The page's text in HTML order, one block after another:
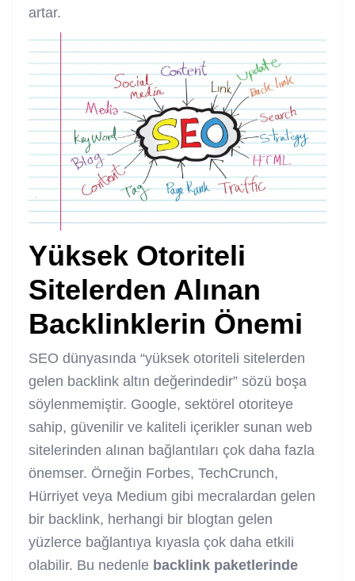
artar.
Yüksek Otoriteli
Sitelerden Alınan
Backlinklerin Önemi
SEO dünyasında “yüksek otoriteli sitelerden
gelen backlink altın değerindedir” sözü boşa
söylenmemiştir. Google, sektörel otoriteye
sahip, güvenilir ve kaliteli içerikler sunan web
sitelerinden alınan bağlantıları çok daha fazla
önemser. Örneğin Forbes, TechCrunch,
Hürriyet veya Medium gibi mecralardan gelen
bir backlink, herhangi bir blogtan gelen
yüzlerce bağlantıya kıyasla çok daha etkili
olabilir. Bu nedenle backlink paketlerinde